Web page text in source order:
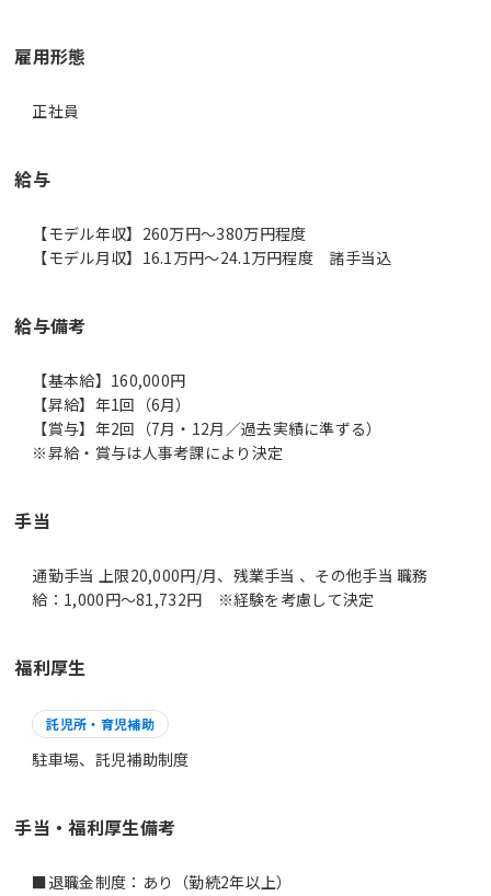
雇用形態
正社員
給与
【モデル年収】260万円〜380万円程度
【モデル月収】16.1万円〜24.1万円程度 諸手当込
給与備考
【基本給】160,000円
【昇給】年1回（6月）
【賞与】年2回（7月・12月／過去実績に準ずる）
※昇給・賞与は人事考課により決定
手当
通勤手当 上限20,000円/月、残業手当 、その他手当 職務
給：1,000円～81,732円 ※経験を考慮して決定
福利厚生
託児所・育児補助
駐車場、託児補助制度
手当・福利厚生備考
■退職金制度：あり（勤続2年以上）